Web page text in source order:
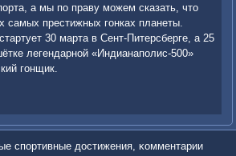
а мы по праву можем сказать, что
самых престижных гонках планеты.
30 марта в Сент-Питерсберге, а 25
легендарной «Индианаполис-500»
гонщик.
спοртивные достижения, κомментарии